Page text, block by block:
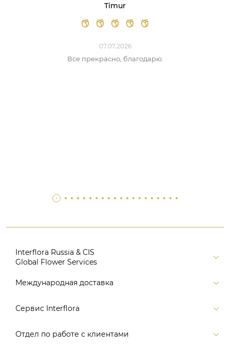
Timur
07.07.2026
Все прекрасно, благодарю.
Interflora Russia & CIS
Global Flower Services
Версия для печати
Поиск
Международная доставка
Россия
Европа
Сервис Interflora
Заказ и оплата
Отдел по работе с клиентами